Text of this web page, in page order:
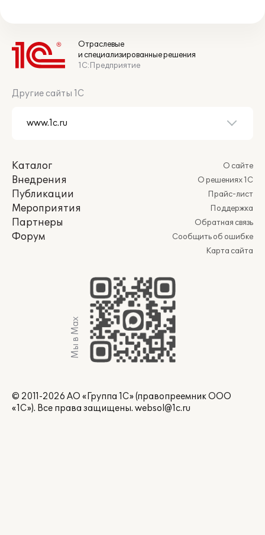
Отраслевые
и специализированные решения
1С:Предприятие
Другие сайты 1С
Каталог
Внедрения
Публикации
Мероприятия
Партнеры
Форум
О сайте
О решениях 1С
Прайс-лист
Поддержка
Обратная связь
Сообщить об ошибке
Карта сайта
Мы в Max
© 2011-2026 АО «Группа 1С» (правопреемник ООО
«1С»). Все права защищены. websol@1c.ru